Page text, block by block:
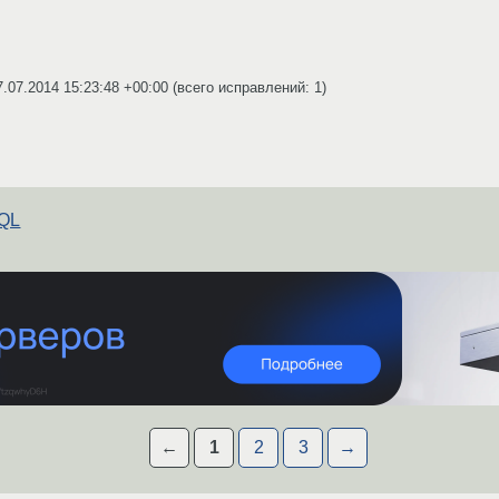
15:23:48 +00:00 (всего исправлений: 1)
← 1 2 3 →